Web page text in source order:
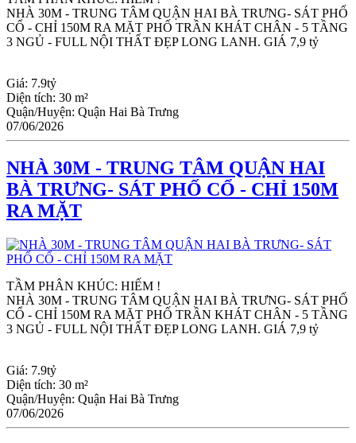
NHÀ 30M - TRUNG TÂM QUẬN HAI BÀ TRƯNG- SÁT PHỐ
CỔ - CHỈ 150M RA MẶT PHỐ TRẦN KHÁT CHÂN - 5 TẦNG
3 NGỦ - FULL NỘI THẤT ĐẸP LONG LANH. GIÁ 7,9 tỷ
Giá: 7.9tỷ
Diện tích: 30 m²
Quận/Huyện: Quận Hai Bà Trưng
07/06/2026
NHÀ 30M - TRUNG TÂM QUẬN HAI
BÀ TRƯNG- SÁT PHỐ CỔ - CHỈ 150M
RA MẶT
TẦM PHÂN KHÚC: HIẾM !
NHÀ 30M - TRUNG TÂM QUẬN HAI BÀ TRƯNG- SÁT PHỐ
CỔ - CHỈ 150M RA MẶT PHỐ TRẦN KHÁT CHÂN - 5 TẦNG
3 NGỦ - FULL NỘI THẤT ĐẸP LONG LANH. GIÁ 7,9 tỷ
Giá: 7.9tỷ
Diện tích: 30 m²
Quận/Huyện: Quận Hai Bà Trưng
07/06/2026